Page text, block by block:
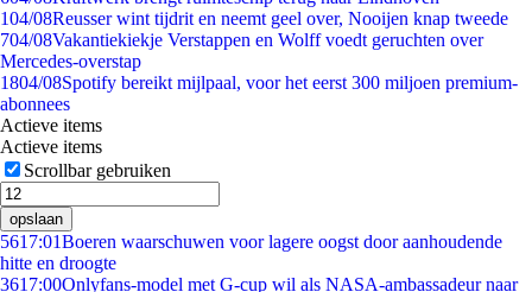
104/08Reusser wint tijdrit en neemt geel over, Nooijen knap tweede
704/08Vakantiekiekje Verstappen en Wolff voedt geruchten over
Mercedes-overstap
1804/08Spotify bereikt mijlpaal, voor het eerst 300 miljoen premium-
abonnees
Actieve items
Actieve items
Scrollbar gebruiken
opslaan
5617:01Boeren waarschuwen voor lagere oogst door aanhoudende
hitte en droogte
3617:00Onlyfans-model met G-cup wil als NASA-ambassadeur naar